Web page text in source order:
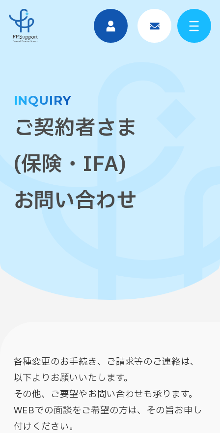
INQUIRY
ご契約者さま
(保険・IFA)
お問い合わせ
各種変更のお手続き、ご請求等のご連絡は、
以下よりお願いいたします。
その他、ご要望やお問い合わせも承ります。
WEBでの面談をご希望の方は、その旨お申し
付けください。​